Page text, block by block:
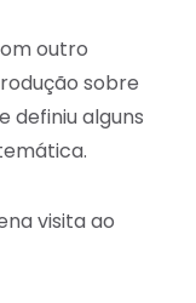
outro
sobre
definiu alguns
visita ao